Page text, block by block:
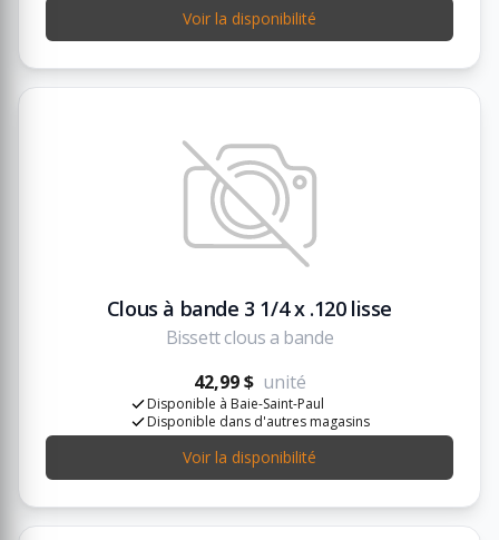
Voir la disponibilité
Clous à bande 3 1/4 x .120 lisse
Bissett clous a bande
42,99 $ unité
Disponible à Baie-Saint-Paul
Disponible dans d'autres magasins
Voir la disponibilité